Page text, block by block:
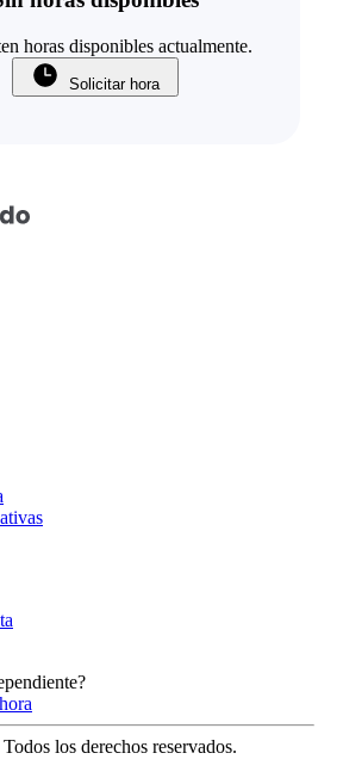
horas disponibles actualmente.
Solicitar hora
Todos los derechos reservados.